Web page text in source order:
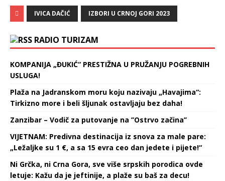
IVICA DAČIĆ IZBORI U CRNOJ GORI 2023
RADIO TURIZAM
KOMPANIJA „ĐUKIĆ“ PRESTIŽNA U PRUŽANJU POGREBNIH
USLUGA!
Plaža na Jadranskom moru koju nazivaju „Havajima“:
Tirkizno more i beli šljunak ostavljaju bez daha!
Zanzibar – Vodič za putovanje na ’’Ostrvo začina’’
VIJETNAM: Predivna destinacija iz snova za male pare:
„Ležaljke su 1 €, a sa 15 evra ceo dan jedete i pijete!“
Ni Grčka, ni Crna Gora, sve više srpskih porodica ovde
letuje: Kažu da je jeftinije, a plaže su baš za decu!